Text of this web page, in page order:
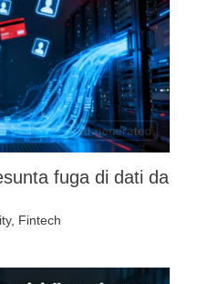
fuga di dati da
, Fintech